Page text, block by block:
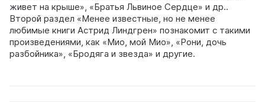
живет на крыше», «Братья Львиное Сердце» и др..
Второй раздел «Менее известные, но не менее
любимые книги Астрид Линдгрен» познакомит с такими
произведениями, как «Мио, мой Мио», «Рони, дочь
разбойника», «Бродяга и звезда» и другие.